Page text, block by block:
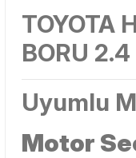
TOYOTA
BORU
Uyumlu
Motor